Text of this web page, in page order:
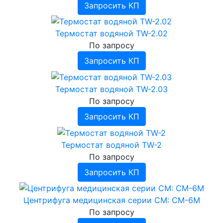
Запросить КП
Термостат водяной TW-2.02
По запросу
Запросить КП
Термостат водяной TW-2.03
По запросу
Запросить КП
Термостат водяной ТW-2
По запросу
Запросить КП
Центрифуга медицинская серии СМ: СМ-6М
По запросу